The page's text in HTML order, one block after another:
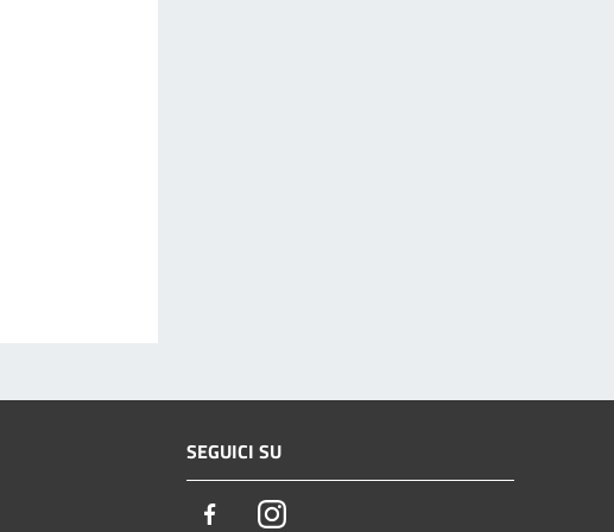
SEGUICI SU
FacebookInstagram